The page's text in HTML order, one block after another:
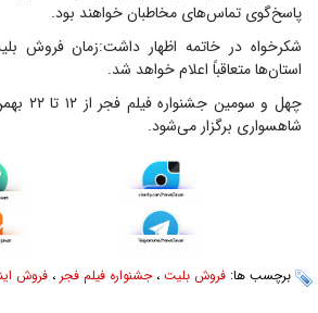
پاسخ‌گوی تماس‌های مخاطبان خواهند بود.
شکرخواه در خاتمه اظهار داشت:زمان فروش
استان‌ها متعاقباً اعلام خواهد شد.
شاهسواری برگزار می‌شود.
برچسب ها: فروش بلیت ،جشنواره فیلم فجر ، فروش